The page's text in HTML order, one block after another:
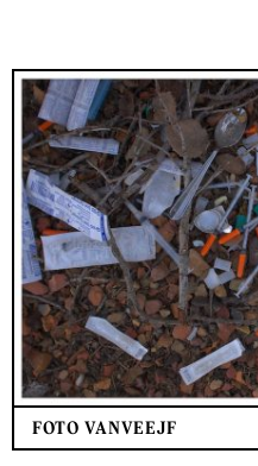
FOTO VANVEEJF